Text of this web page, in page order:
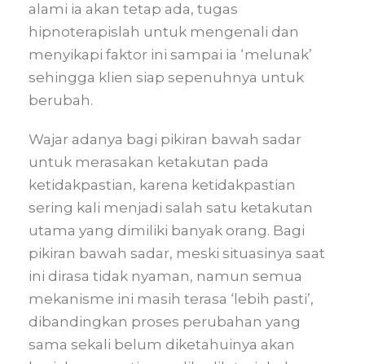
alami ia akan tetap ada, tugas
hipnoterapislah untuk mengenali dan
menyikapi faktor ini sampai ia ‘melunak’
sehingga klien siap sepenuhnya untuk
berubah.
Wajar adanya bagi pikiran bawah sadar
untuk merasakan ketakutan pada
ketidakpastian, karena ketidakpastian
sering kali menjadi salah satu ketakutan
utama yang dimiliki banyak orang. Bagi
pikiran bawah sadar, meski situasinya saat
ini dirasa tidak nyaman, namun semua
mekanisme ini masih terasa ‘lebih pasti’,
dibandingkan proses perubahan yang
sama sekali belum diketahuinya akan